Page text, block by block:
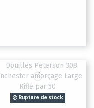
Rupture de stock